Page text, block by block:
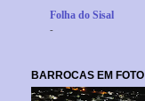
Folha do Sisal
-
BARROCAS EM FOTO